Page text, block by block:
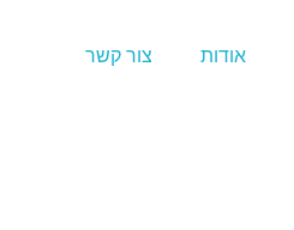
אודות צור קשר